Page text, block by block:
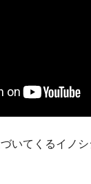
いてくるイノ